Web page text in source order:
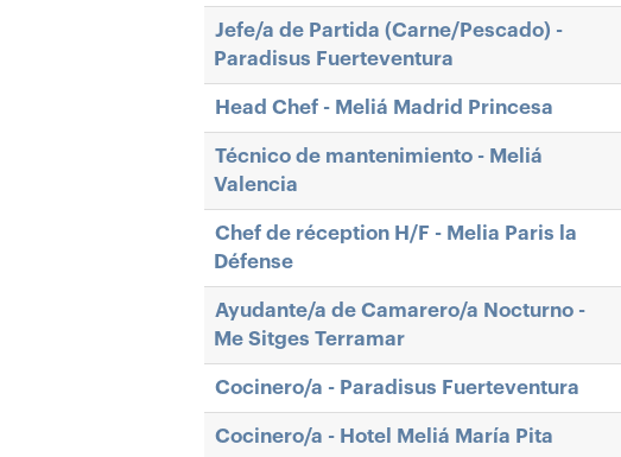
Jefe/a de Partida (Carne/Pescado) -
Paradisus Fuerteventura
Head Chef - Meliá Madrid Princesa
Técnico de mantenimiento - Meliá
Valencia
Chef de réception H/F - Melia Paris la
Défense
Ayudante/a de Camarero/a Nocturno -
Me Sitges Terramar
Cocinero/a - Paradisus Fuerteventura
Cocinero/a - Hotel Meliá María Pita